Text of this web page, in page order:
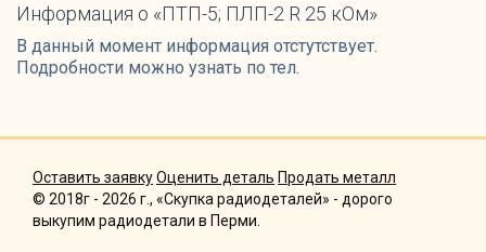
Информация о «ПТП-5; ПЛП-2 R 25 кОм»
В данный момент информация отстутствует.
Подробности можно узнать по тел.
Оставить заявкуОценить деталь Продать металл
© 2018г - 2026 г., «Скупка радиодеталей» - дорого
выкупим радиодетали в Перми.